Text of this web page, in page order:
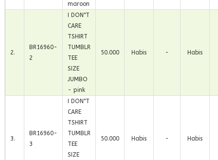
maroon
2.
BR16960-
2
I DON"T
CARE
TSHIRT
TUMBLR
TEE
SIZE
JUMBO
- pink
50.000 Habis - Habis
3.
BR16960-
3
I DON"T
CARE
TSHIRT
TUMBLR
TEE
SIZE
50.000 Habis - Habis